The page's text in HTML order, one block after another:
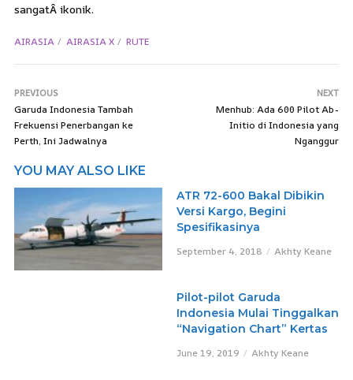
sangatÂ ikonik.
AIRASIA AIRASIA X RUTE
PREVIOUS
Garuda Indonesia Tambah
Frekuensi Penerbangan ke
Perth, Ini Jadwalnya
NEXT
Menhub: Ada 600 Pilot Ab-
Initio di Indonesia yang
Nganggur
YOU MAY ALSO LIKE
ATR 72-600 Bakal Dibikin
Versi Kargo, Begini
Spesifikasinya
September 4, 2018 Akhty Keane
Pilot-pilot Garuda
Indonesia Mulai Tinggalkan
“Navigation Chart” Kertas
June 19, 2019 Akhty Keane